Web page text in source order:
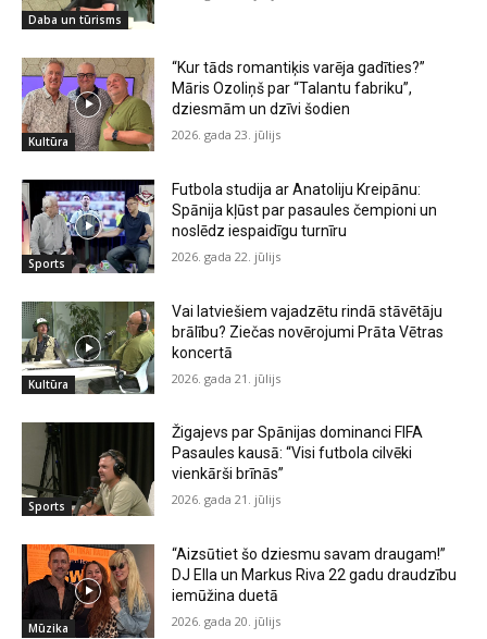
Daba un tūrisms
Kultūra
“Kur tāds romantiķis varēja gadīties?”
Māris Ozoliņš par “Talantu fabriku”,
dziesmām un dzīvi šodien
2026. gada 23. jūlijs
Sports
Futbola studija ar Anatoliju Kreipānu:
Spānija kļūst par pasaules čempioni un
noslēdz iespaidīgu turnīru
2026. gada 22. jūlijs
Kultūra
Vai latviešiem vajadzētu rindā stāvētāju
brālību? Ziečas novērojumi Prāta Vētras
koncertā
2026. gada 21. jūlijs
Sports
Žigajevs par Spānijas dominanci FIFA
Pasaules kausā: “Visi futbola cilvēki
vienkārši brīnās”
2026. gada 21. jūlijs
Mūzika
“Aizsūtiet šo dziesmu savam draugam!”
DJ Ella un Markus Riva 22 gadu draudzību
iemūžina duetā
2026. gada 20. jūlijs